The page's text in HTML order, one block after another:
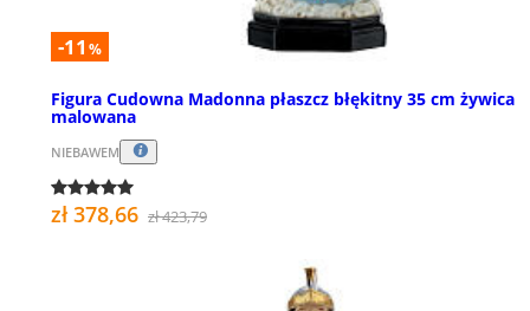
-11 %
Figura Cudowna Madonna płaszcz błękitny 35 cm żywica
malowana
NIEBAWEM
zł 378,66 zł 423,79